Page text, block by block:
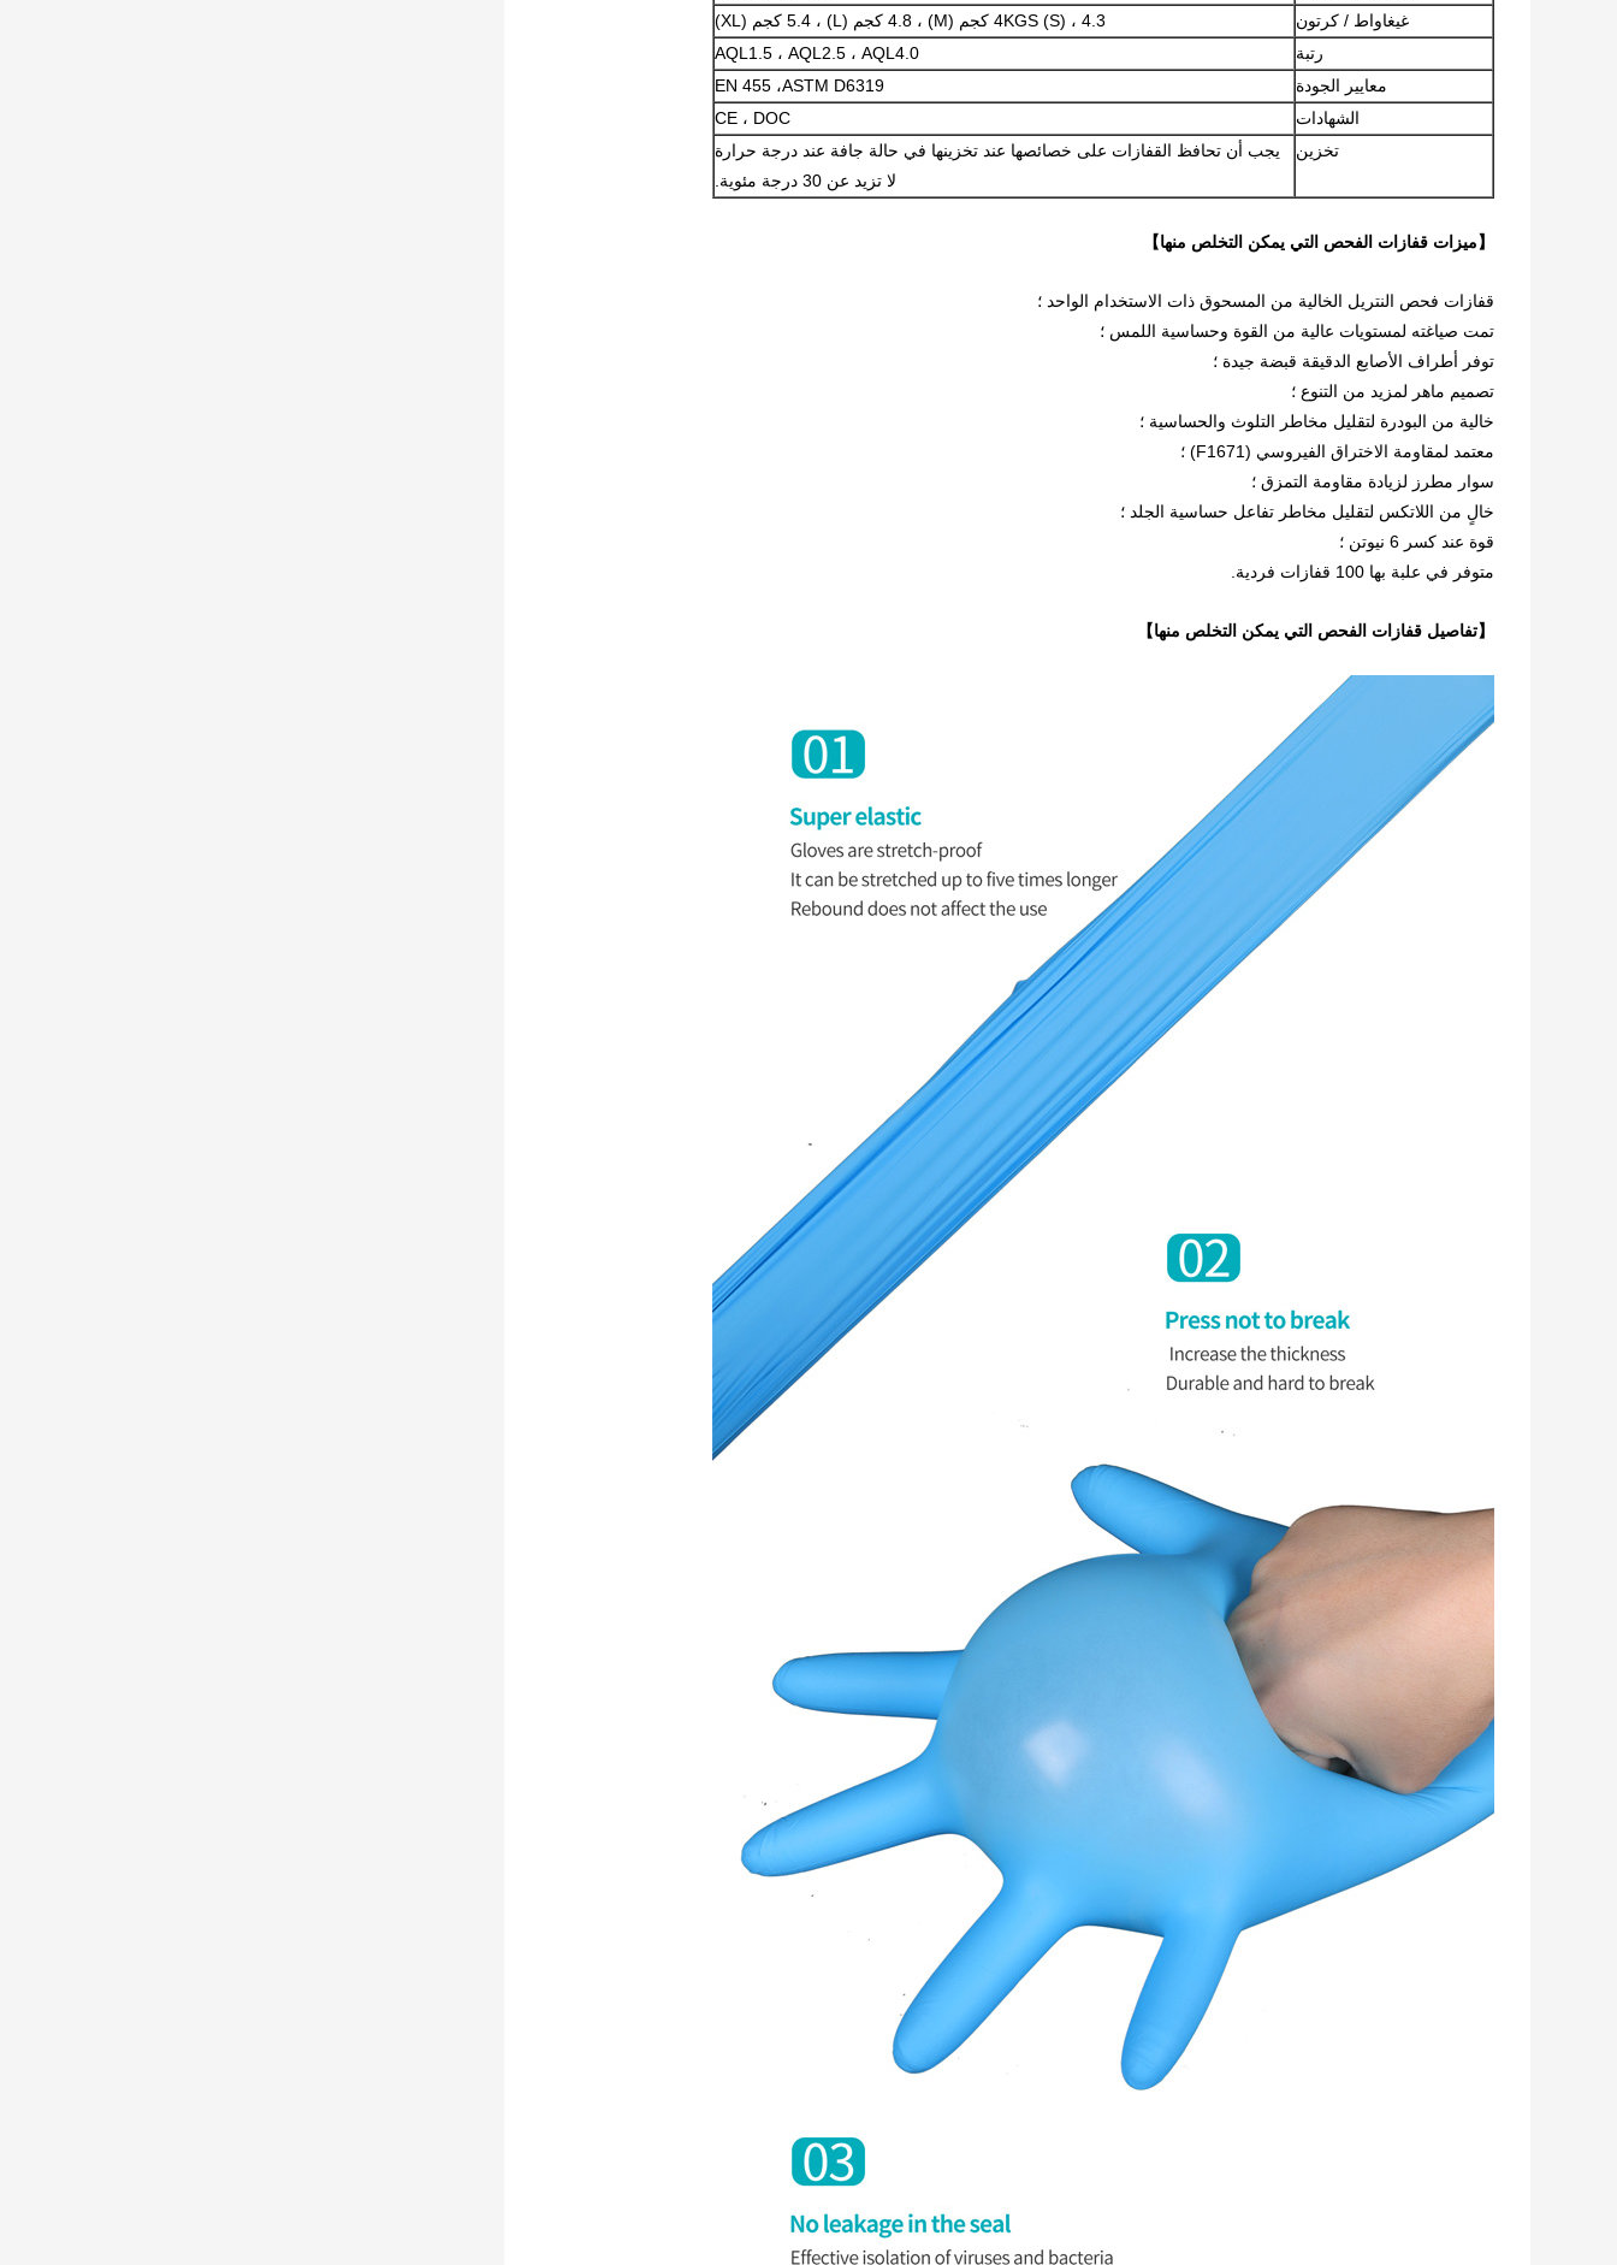
غيغاواط / كرتون
4KGS (S) ، 4.3 كجم (M) ، 4.8 كجم (L) ، 5.4 كجم (XL)
رتبة
AQL1.5 ، AQL2.5 ، AQL4.0
معايير الجودة
EN 455 ،ASTM D6319
الشهادات
CE ، DOC
تخزين
يجب أن تحافظ القفازات على خصائصها عند تخزينها في حالة جافة عند درجة حرارة
لا تزيد عن 30 درجة مئوية.
【ميزات قفازات الفحص التي يمكن التخلص منها】
قفازات فحص النتريل الخالية من المسحوق ذات الاستخدام الواحد ؛
تمت صياغته لمستويات عالية من القوة وحساسية اللمس ؛
توفر أطراف الأصابع الدقيقة قبضة جيدة ؛
تصميم ماهر لمزيد من التنوع ؛
خالية من البودرة لتقليل مخاطر التلوث والحساسية ؛
معتمد لمقاومة الاختراق الفيروسي (F1671) ؛
سوار مطرز لزيادة مقاومة التمزق ؛
خالٍ من اللاتكس لتقليل مخاطر تفاعل حساسية الجلد ؛
قوة عند كسر 6 نيوتن ؛
متوفر في علبة بها 100 قفازات فردية.
【تفاصيل قفازات الفحص التي يمكن التخلص منها】